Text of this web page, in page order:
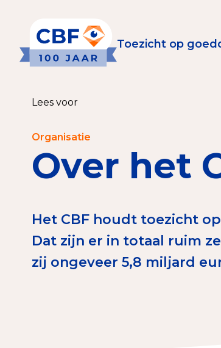
Toezicht op
Toezicht op
CBF-
Tarieven
Check
Lees voor
Organisatie
Over het
Het CBF houdt toezicht
Dat zijn er in totaal ruim
zij ongeveer 5,8 miljard